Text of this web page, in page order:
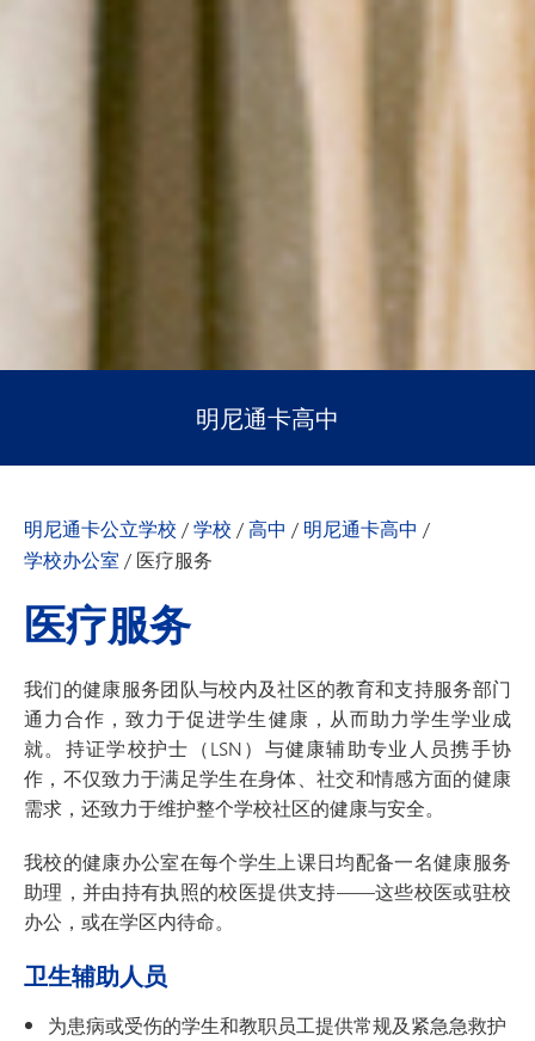
明尼通卡高中
明尼通卡公立学校 /学校 /高中 / 明尼通卡高中 /
学校办公室/ 医疗服务
医疗服务
我们的健康服务团队与校内及社区的教育和支持服务部门
通力合作，致力于促进学生健康，从而助力学生学业成
就。持证学校护士（LSN）与健康辅助专业人员携手协
作，不仅致力于满足学生在身体、社交和情感方面的健康
需求，还致力于维护整个学校社区的健康与安全。
我校的健康办公室在每个学生上课日均配备一名健康服务
助理，并由持有执照的校医提供支持——这些校医或驻校
办公，或在学区内待命。
卫生辅助人员
为患病或受伤的学生和教职员工提供常规及紧急急救护